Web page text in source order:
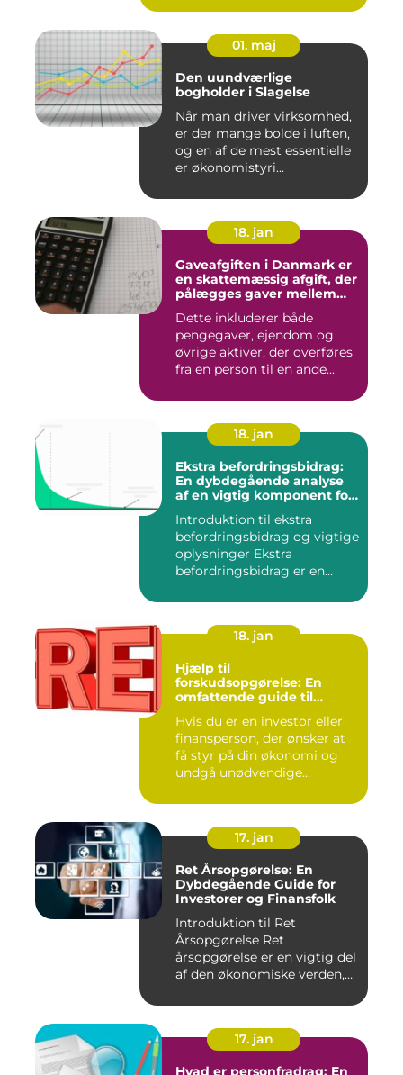
01. maj
Den uundværlige
bogholder i Slagelse
Når man driver virksomhed,
er der mange bolde i luften,
og en af de mest essentielle
er økonomistyri...
18. jan
Gaveafgiften i Danmark er
en skattemæssig afgift, der
pålægges gaver mellem
Dette inkluderer både
pengegaver, ejendom og
øvrige aktiver, der overføres
fra en person til en ande...
18. jan
Ekstra befordringsbidrag:
En dybdegående analyse
af en vigtig komponent for
Introduktion til ekstra
befordringsbidrag og vigtige
oplysninger Ekstra
befordringsbidrag er en
18. jan
Hjælp til
forskudsopgørelse: En
omfattende guide til
Hvis du er en investor eller
finansperson, der ønsker at
få styr på din økonomi og
undgå unødvendige...
17. jan
Ret Årsopgørelse: En
Dybdegående Guide for
Investorer og Finansfolk
Introduktion til Ret
Årsopgørelse Ret
årsopgørelse er en vigtig del
af den økonomiske verden,
17. jan
Hvad er personfradrag: En